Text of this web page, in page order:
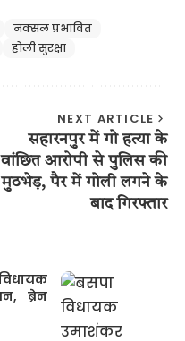
नक्सल प्रभावित
होली सुरक्षा
NEXT ARTICLE
सहारनपुर में गो हत्या के
वांछित आरोपी से पुलिस की
मुठभेड़, पैर में गोली लगने के
बाद गिरफ्तार
ब्रेन